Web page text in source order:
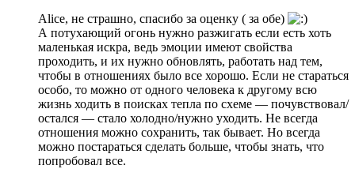
Alice, не страшно, спасибо за оценку ( за обе)
А потухающий огонь нужно разжигать если есть хоть
маленькая искра, ведь эмоции имеют свойства
проходить, и их нужно обновлять, работать над тем,
чтобы в отношениях было все хорошо. Если не стараться
особо, то можно от одного человека к другому всю
жизнь ходить в поисках тепла по схеме — почувствовал/
остался — стало холодно/нужно уходить. Не всегда
отношения можно сохранить, так бывает. Но всегда
можно постараться сделать больше, чтобы знать, что
попробовал все.